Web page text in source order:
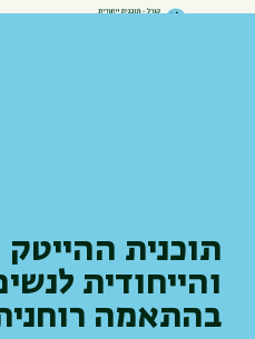
תוכנית
והייחודית
בהתאמה